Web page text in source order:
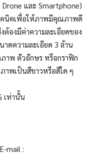
และ Smartphone)
คนิคเพื่อให้ภาพมีคุณภาพดี
องมีค่าความละเอียดของ
ดความละเอียด 3 ล้าน
าพ ตัวอักษร หรือกราฟิก
าพเป็นสีขาวหรือสีใด ๆ
เท่านั้น
mail :